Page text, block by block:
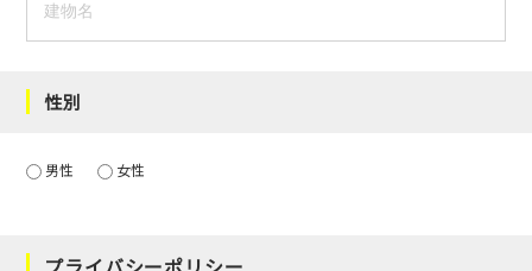
性別
男性 女性